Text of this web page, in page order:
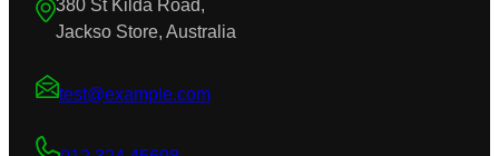
380 St Kilda Road,
Jackso Store, Australia
test@example.com